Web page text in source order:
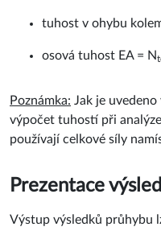
tuhost v ohybu
osová tuhost EA = N
Poznámka: Jak je
výpočet tuhostí při
používají celkové síly
Prezentace
Výstup výsledků průhybu